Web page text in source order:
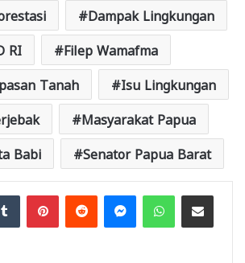
Dampak Lingkungan
RI Filep Wamafma
Tanah Isu Lingkungan
Masyarakat Papua
Babi Senator Papua Barat
Tumblr PinterestReddit MessengerWhatsAppShare via Email